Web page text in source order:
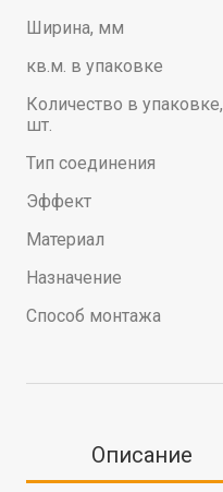
Ширина, мм
кв.м. в упаковке
Количество в упаковке,
шт.
Тип соединения
Эффект
Материал
Назначение
Способ монтажа
Описание